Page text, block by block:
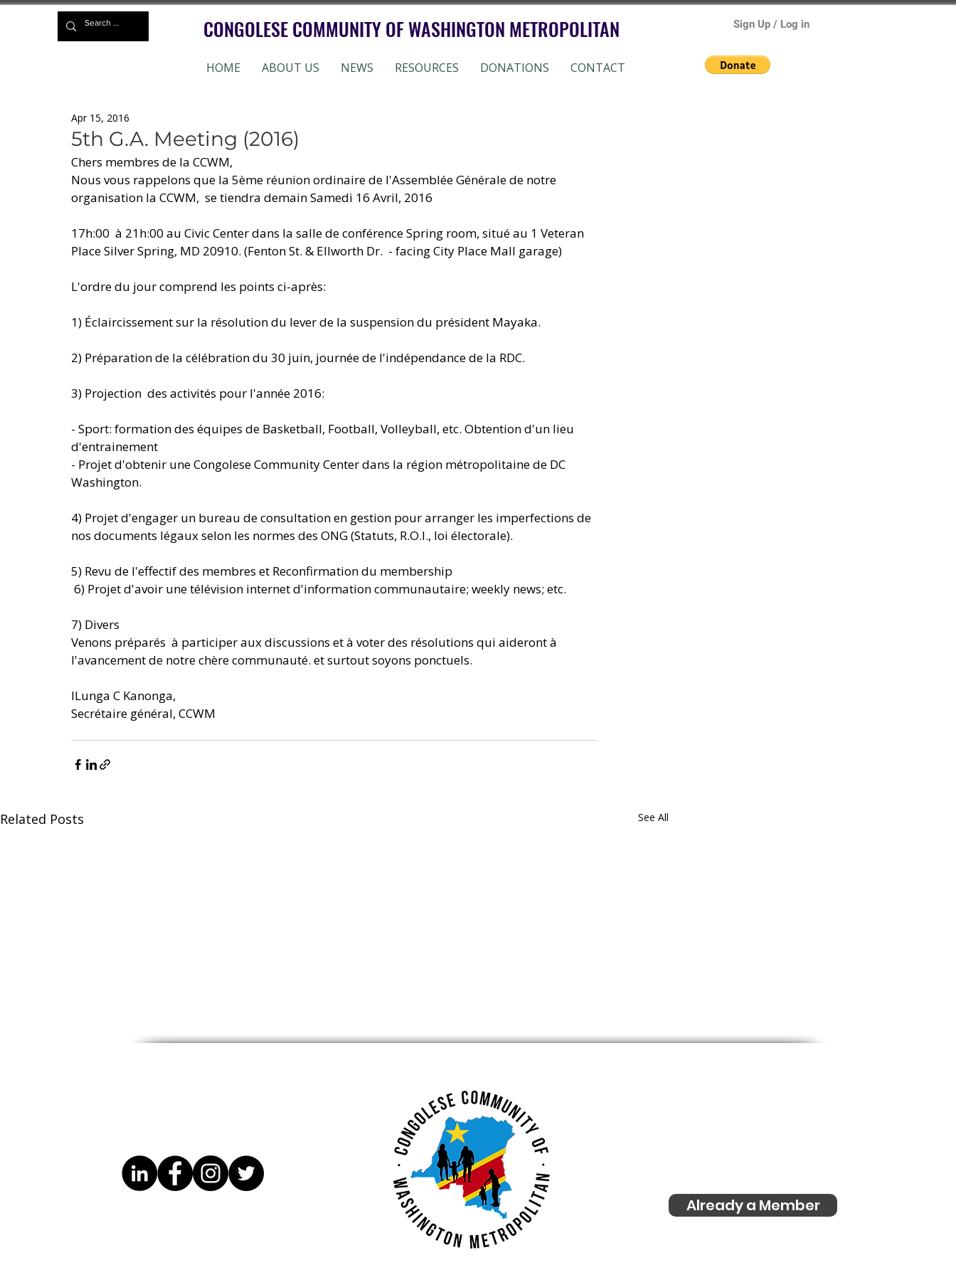
Sign Up / Log in
CONGOLESE COMMUNITY OF WASHINGTON METROPOLITAN
HOME ABOUT US NEWS RESOURCES DONATIONS CONTACT
5th G.A. Meeting (2016)
Apr 15, 2016
Chers membres de la CCWM,
Nous vous rappelons que la 5ème réunion ordinaire de l'Assemblée Générale de notre
organisation la CCWM,  se tiendra demain Samedi 16 Avril, 2016
17h:00  à 21h:00 au Civic Center dans la salle de conférence Spring room, situé au 1 Veteran
Place Silver Spring, MD 20910. (Fenton St. & Ellworth Dr.  - facing City Place Mall garage)
L'ordre du jour comprend les points ci-après:
1) Éclaircissement sur la résolution du lever de la suspension du président Mayaka.
2) Préparation de la célébration du 30 juin, journée de l'indépendance de la RDC.
3) Projection  des activités pour l'année 2016:
- Sport: formation des équipes de Basketball, Football, Volleyball, etc. Obtention d'un lieu
d'entrainement
- Projet d'obtenir une Congolese Community Center dans la région métropolitaine de DC
Washington.
4) Projet d'engager un bureau de consultation en gestion pour arranger les imperfections de
nos documents légaux selon les normes des ONG (Statuts, R.O.I., loi électorale).
5) Revu de l'effectif des membres et Reconfirmation du membership
6) Projet d'avoir une télévision internet d'information communautaire; weekly news; etc.
7) Divers
Venons préparés  à participer aux discussions et à voter des résolutions qui aideront à
l'avancement de notre chère communauté. et surtout soyons ponctuels.
ILunga C Kanonga,
Secrétaire général, CCWM
Related Posts See All
Top 10 High Schools in
Rencontre des Congolais
de Baltimore
Already a Member